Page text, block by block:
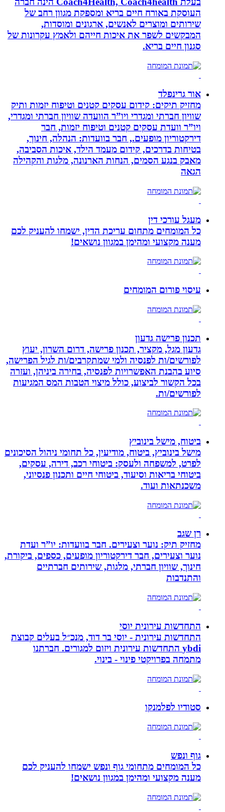
העוסקת באורח חיים בריא ומספקת מגוון רחב של
שירותים ומוצרים לאנשים, ארגונים ומוסדות,
המבקשים לשפר את איכות חייהם ולאמץ עקרונות של
סגנון חיים בריא.
אור גרינפלד
מחזיק תיקים: קידום עסקים קטנים וטיפוח יזמות ותיק
שוויון חברתי ומגדרי ויו”ר הוועדה שוויון חברתי ומגדרי,
ויו”ר וועדת עסקים קטנים וטיפוח יזמות, חבר
דירקטוריון מופעים., חבר בוועדות: הנהלה, חינוך,
בטיחות בדרכים, קידום מעמד הילד, איכות הסביבה,
מאבק בנגע הסמים, הנחות הארנונה, מלגות והקהילה
מעגל עורכי דין
כל המומחים מתחום עריכת הדין, ישמחו להעניק לכם
מענה מקצועי ומהימן במגוון נושאים!
עיסוי פורום המומחים
תכנון פרישה גדעון
גדעון מגל, מקציר, תכנון פרישה, דרום השרון, יעוץ
לפורשים/ות לפנסיה ולמי שמתקרבים/ות לגיל הפרישה,
סיוע בהבנת האפשרויות לפנסיה, בחירה ביניהן, ועזרה
בכל הקשור לביצוע, כולל מיצוי הטבות המס המגיעות
לפורשים/ות.
ביטוח, מישל בינוביץ
מישל בינוביץ, ביטוח, מודיעין, כל תחומי ניהול הסיכונים
לפרט, למשפחה ולעסק: ביטוחי רכב, דירה, עסקים,
ביטוחי בריאות וסיעוד, ביטוחי חיים ותכנון פנסיוני,
משכנתאות ועוד.
רן שגב
מחזיק תיק: נוער וצעירים. חבר בוועדות: יו”ר ועדת
נוער וצעירים, חבר דירקטוריון מופעים, כספים, ביקורת,
חינוך, שוויון חברתי, מלגות, שירותים חברתיים
והתנדבות
התחדשות עירונית יוסי
התחדשות עירונית - יוסי בר דוד, מנכ״ל בעלים קבוצת
ybdi התחדשות עירונית ויזום למגורים. חברתנו
מתמחה בפרויקטי פינוי - בינוי.
סטודיו לפלמנקו
גוף ונפש
כל המומחים מתחומי גוף ונפש ישמחו להעניק לכם
מענה מקצועי ומהימן במגוון נושאים!